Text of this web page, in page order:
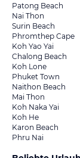
Patong Beach
Nai Thon
Surin Beach
Phromthep Cape
Koh Yao Yai
Chalong Beach
Koh Lone
Phuket Town
Naithon Beach
Mai Thon
Koh Naka Yai
Koh He
Karon Beach
Phru Nai